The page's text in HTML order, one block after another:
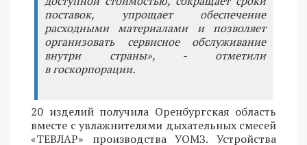
поставок, упрощает обеспечение
расходными материалами и позволяет
организовать сервисное обслуживание
внутри страны», - отметили
в госкорпорации.
20 изделий получила Оренбургская область
вместе с увлажнителями дыхательных смесей
«ТЕВЛАР» производства УОМЗ. Устройства